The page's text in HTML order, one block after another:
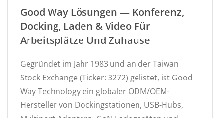
Good Way Lösungen — Konferenz,
Docking, Laden & Video Für
Arbeitsplätze Und Zuhause
Gegründet im Jahr 1983 und an der Taiwan
Stock Exchange (Ticker: 3272) gelistet, ist Good
Way Technology ein globaler ODM/OEM-
Hersteller von Dockingstationen, USB-Hubs,